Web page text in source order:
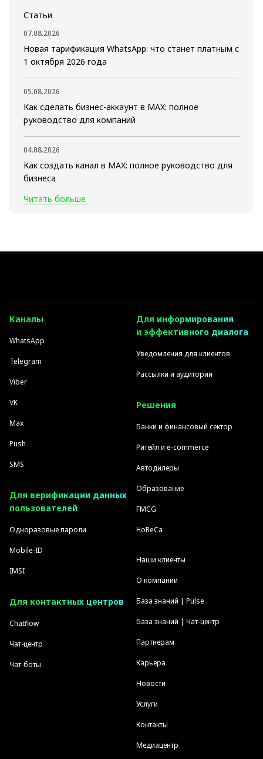
Статьи
07.08.2026
Новая тарификация WhatsApp: что станет платным с
1 октября 2026 года
05.08.2026
Как сделать бизнес-аккаунт в MAX: полное
руководство для компаний
04.08.2026
Как создать канал в MAX: полное руководство для
бизнеса
Читать больше
Каналы
WhatsApp
Telegram
Viber
VK
Max
Push
SMS
Для верификации данных
пользователей
Одноразовые пароли
Mobile-ID
IMSI
Для контактных центров
Chatflow
Чат-центр
Чат-боты
Для информирования
и эффективного диалога
Уведомления для клиентов
Рассылки и аудитории
Решения
Банки и финансовый сектор
Ритейл и e-commerce
Автодилеры
Образование
FMCG
HoReCa
Наши клиенты
О компании
База знаний | Pulse
База знаний | Чат-центр
Партнерам
Карьера
Новости
Услуги
Контакты
Медиацентр